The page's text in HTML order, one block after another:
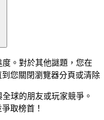
。對於其他謎題，您在
您關閉瀏覽器分頁或清除
球的朋友或玩家競爭。
取榜首！